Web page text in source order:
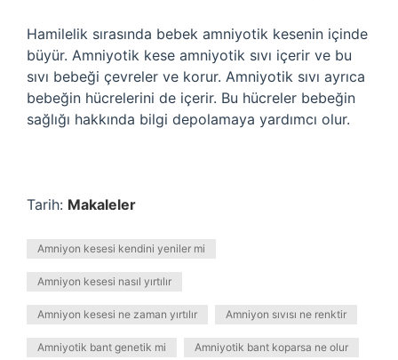
Hamilelik sırasında bebek amniyotik kesenin içinde
büyür. Amniyotik kese amniyotik sıvı içerir ve bu
sıvı bebeği çevreler ve korur. Amniyotik sıvı ayrıca
bebeğin hücrelerini de içerir. Bu hücreler bebeğin
sağlığı hakkında bilgi depolamaya yardımcı olur.
Tarih: Makaleler
Amniyon kesesi kendini yeniler mi
Amniyon kesesi nasıl yırtılır
Amniyon kesesi ne zaman yırtılır Amniyon sıvısı ne renktir
Amniyotik bant genetik mi Amniyotik bant koparsa ne olur